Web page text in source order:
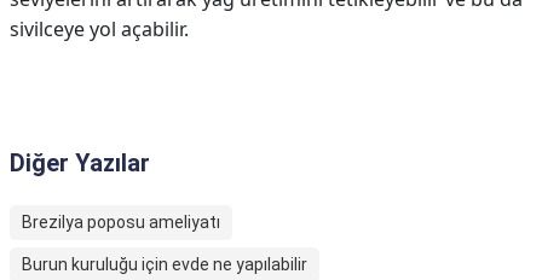
sivilceye yol açabilir.
Diğer Yazılar
Brezilya poposu ameliyatı
Burun kuruluğu için evde ne yapılabilir